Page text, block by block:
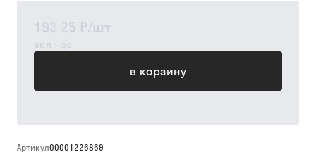
193,25 ₽/шт
вкл ндс
в корзину
Артикул00001226869